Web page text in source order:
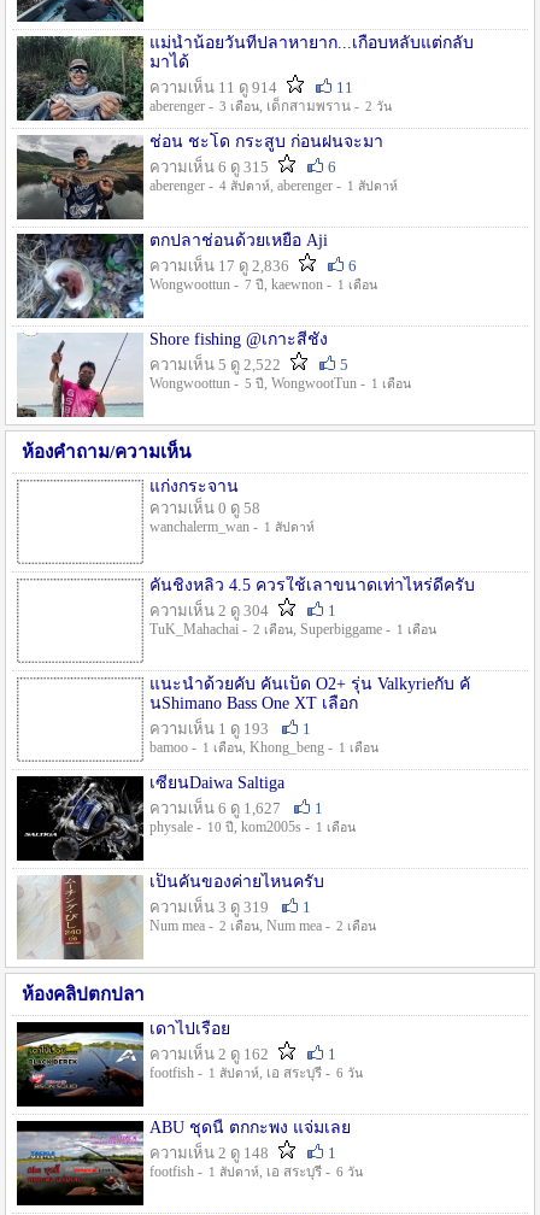
แม่น้ำน้อยวันที่ปลาหายาก...เกือบหลับแต่กลับ
มาได้
ความเห็น 11 ดู 914
11
aberenger - 3 เดือน, เด็กสามพราน - 2 วัน
ช่อน ชะโด กระสูบ ก่อนฝนจะมา
ความเห็น 6 ดู 315
6
aberenger - 4 สัปดาห์, aberenger - 1 สัปดาห์
ตกปลาช่อนด้วยเหยื่อ Aji
ความเห็น 17 ดู 2,836
6
Wongwoottun - 7 ปี , kaewnon - 1 เดือน
Shore fishing @เกาะสีชัง
ความเห็น 5 ดู 2,522
5
Wongwoottun - 5 ปี , WongwootTun - 1 เดือน
ห้องคำถาม/ความเห็น
แก่งกระจาน
ความเห็น 0 ดู 58
wanchalerm_wan - 1 สัปดาห์
คันชิงหลิว 4.5 ควรใช้เลาขนาดเท่าไหร่ดีครับ
ความเห็น 2 ดู 304
1
TuK_Mahachai - 2 เดือน, Superbiggame - 1 เดือน
แนะนำด้วยคับ คันเบ็ด O2+ รุ่น Valkyrieกับ คั
นShimano Bass One XT เลือก
ความเห็น 1 ดู 193
1
bamoo - 1 เดือน, Khong_beng - 1 เดือน
เซียนDaiwa Saltiga
ความเห็น 6 ดู 1,627
1
physale - 10 ปี , kom2005s - 1 เดือน
เป็นคันของค่ายไหนครับ
ความเห็น 3 ดู 319
1
Num mea - 2 เดือน, Num mea - 2 เดือน
ห้องคลิปตกปลา
เดาไปเรื่อย
ความเห็น 2 ดู 162
1
footfish - 1 สัปดาห์, เอ สระบุรี - 6 วัน
ABU ชุดนี้ ตกกะพง แจ่มเลย
ความเห็น 2 ดู 148
1
footfish - 1 สัปดาห์, เอ สระบุรี - 6 วัน